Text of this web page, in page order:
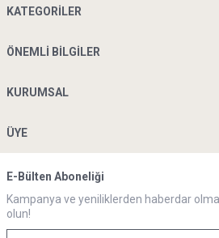
KATEGORILER
ÖNEMLI BILGILER
KURUMSAL
ÜYE
E-Bülten Aboneliği
Kampanya ve yeniliklerden haberdar
olun!